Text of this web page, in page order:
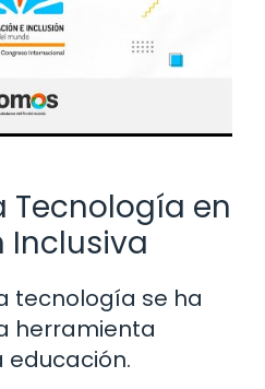
Tecnología en
Inclusiva
tecnología se ha
herramienta